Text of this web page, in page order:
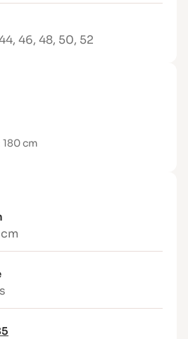
le devant du short
doublé avec
avec une bonne tenue
lin moyen, jacquard
, 46, 48, 50, 52
cm